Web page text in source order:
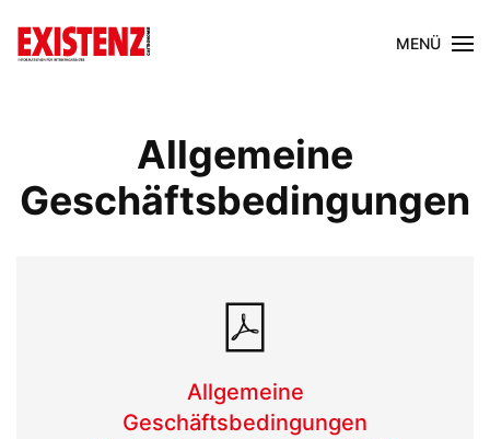
MENÜ
Allgemeine
Geschäftsbedingungen
Allgemeine
Geschäftsbedingungen